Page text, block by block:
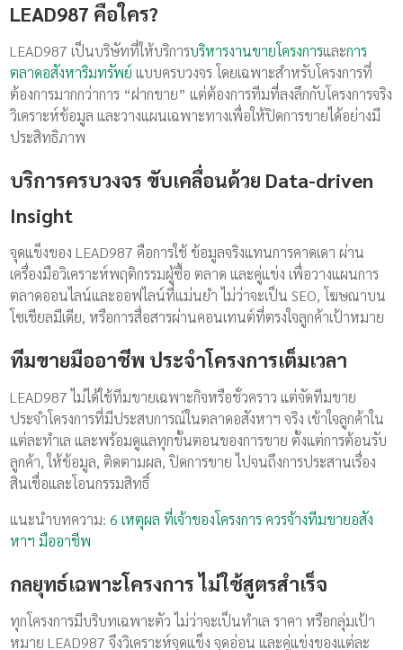
LEAD987 คือใคร?
LEAD987 เป็นบริษัทที่ให้บริการบริหารงานขายโครงการและการ
ตลาดอสังหาริมทรัพย์ แบบครบวงจร โดยเฉพาะสำหรับโครงการที่
ต้องการมากกว่าการ “ฝากขาย” แต่ต้องการทีมที่ลงลึกกับโครงการจริง
วิเคราะห์ข้อมูล และวางแผนเฉพาะทางเพื่อให้ปิดการขายได้อย่างมี
ประสิทธิภาพ
บริการครบวงจร ขับเคลื่อนด้วย Data-driven
Insight
จุดแข็งของ LEAD987 คือการใช้ ข้อมูลจริงแทนการคาดเดา ผ่าน
เครื่องมือวิเคราะห์พฤติกรรมผู้ซื้อ ตลาด และคู่แข่ง เพื่อวางแผนการ
ตลาดออนไลน์และออฟไลน์ที่แม่นยำ ไม่ว่าจะเป็น SEO, โฆษณาบน
โซเชียลมีเดีย, หรือการสื่อสารผ่านคอนเทนต์ที่ตรงใจลูกค้าเป้าหมาย
ทีมขายมืออาชีพ ประจำโครงการเต็มเวลา
LEAD987 ไม่ได้ใช้ทีมขายเฉพาะกิจหรือชั่วคราว แต่จัดทีมขาย
ประจำโครงการที่มีประสบการณ์ในตลาดอสังหาฯ จริง เข้าใจลูกค้าใน
แต่ละทำเล และพร้อมดูแลทุกขั้นตอนของการขาย ตั้งแต่การต้อนรับ
ลูกค้า, ให้ข้อมูล, ติดตามผล, ปิดการขาย ไปจนถึงการประสานเรื่อง
สินเชื่อและโอนกรรมสิทธิ์
แนะนำบทความ: 6 เหตุผล ที่เจ้าของโครงการ ควรจ้างทีมขายอสัง
หาฯ มืออาชีพ
กลยุทธ์เฉพาะโครงการ ไม่ใช้สูตรสำเร็จ
ทุกโครงการมีบริบทเฉพาะตัว ไม่ว่าจะเป็นทำเล ราคา หรือกลุ่มเป้า
หมาย LEAD987 จึงวิเคราะห์จุดแข็ง จุดอ่อน และคู่แข่งของแต่ละ